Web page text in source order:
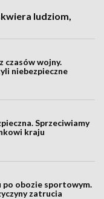
ludziom,
czasów wojny.
niebezpieczne
Sprzeciwiamy
kraju
po obozie sportowym.
zatrucia